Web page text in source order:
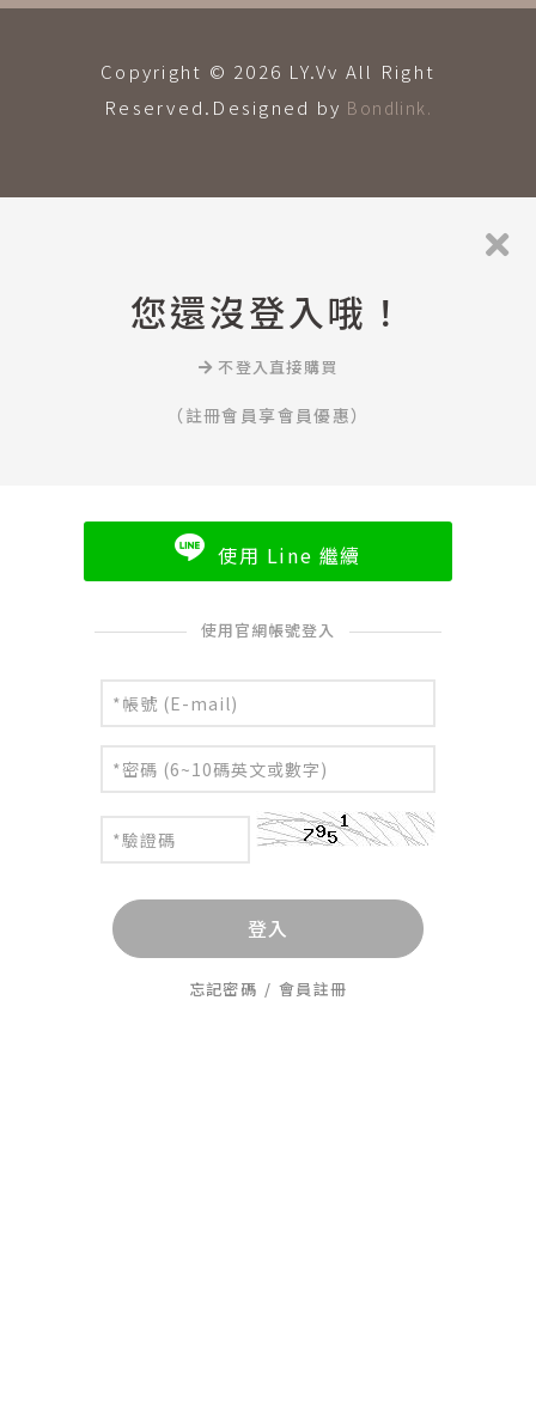
Copyright © 2026 LY.Vv All Right
Reserved.Designed by Bondlink.
您還沒登入哦！
不登入直接購買
（註冊會員享會員優惠）
使用 Line 繼續
使用官網帳號登入
登入
忘記密碼 / 會員註冊